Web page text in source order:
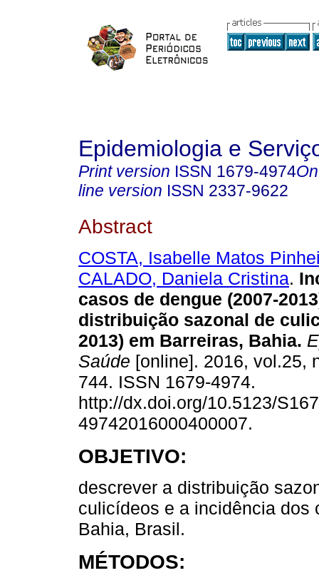
Epidemiologia e
Print version ISSN 1679-4974
line version ISSN 2337-9622
Abstract
COSTA, Isabelle Matos
CALADO, Daniela Cristina.
casos de dengue (2007-
distribuição sazonal de
2013) em Barreiras, Bahia.
Saúde [online]. 2016, vol.25,
744. ISSN 1679-4974.
http://dx.doi.org/10.5123/
49742016000400007.
OBJETIVO:
descrever a distribuição
culicídeos e a incidência dos
Bahia, Brasil.
MÉTODOS: